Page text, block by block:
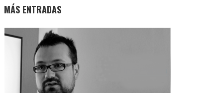
MÁS ENTRADAS